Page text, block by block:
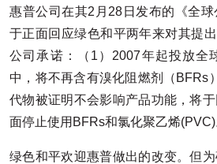
惠普公司在其2月28日发布的《全
于正面回应绿色和平两年来对其提
公司承诺：（1）2007年起投放全
中，将不再含有溴化阻燃剂（BFRs
代物被证明不会影响产品功能，将
面停止使用BFRs和氯化聚乙烯
绿色和平欢迎惠普做出的改变。但